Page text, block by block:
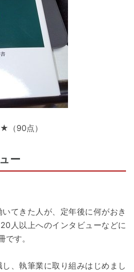
90点）
ー
てきた人が、定年後に何がおき
人以上へのインタビューなどに
です。
、執筆業に取り組みはじめまし